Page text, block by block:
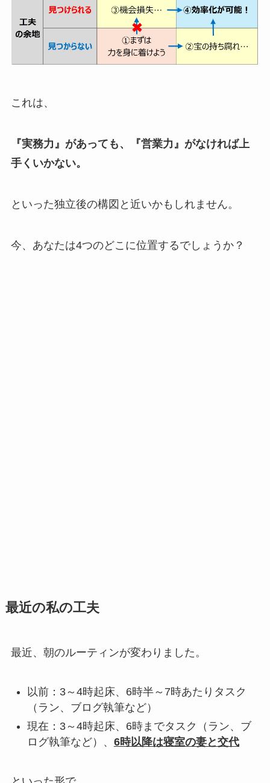
これは、
『実務力』があっても、『営業力』がなければ上
手くいかない。
といった独立後の構図と近いかもしれません。
今、あなたは4つのどこに位置するでしょうか？
最近の私の工夫
最近、朝のルーティンが変わりました。
以前：3～4時起床、6時半～7時あたりタスク
（ラン、ブログ執筆など）
現在：3～4時起床、6時までタスク（ラン、ブ
ログ執筆など）、 6時以降は寝室の妻と交代